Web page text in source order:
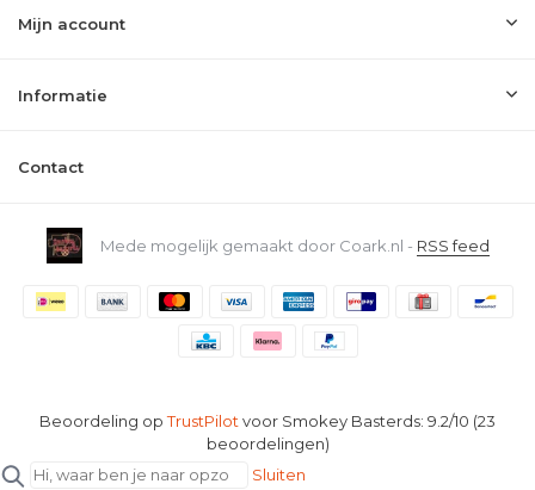
Mijn account
Informatie
Contact
Mede mogelijk gemaakt door Coark.nl - RSS feed
Beoordeling opTrustPilot voor Smokey Basterds: 9.2/10 (23
beoordelingen)
Sluiten